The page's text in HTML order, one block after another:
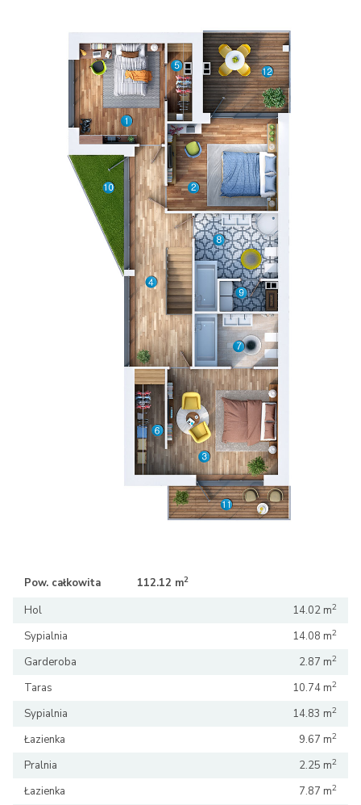
Pow. całkowita 112.12 m2
Hol 14.02 m2
Sypialnia 14.08 m2
Garderoba 2.87 m2
Taras 10.74 m2
Sypialnia 14.83 m2
Łazienka 9.67 m2
Pralnia 2.25 m2
Łazienka 7.87 m2